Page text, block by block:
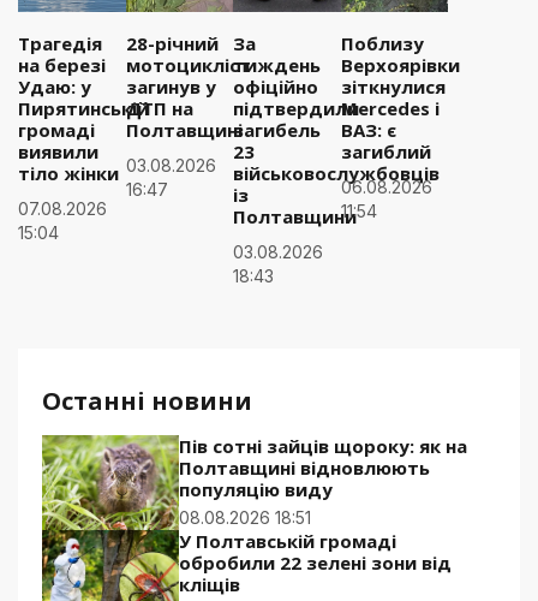
Останні новини
Пів сотні зайців щороку: як на
Полтавщині відновлюють
популяцію виду
08.08.2026 18:51
У Полтавській громаді
обробили 22 зелені зони від
кліщів
Трагедія
на березі
Удаю: у
Пирятинській
громаді
виявили
тіло жінки
07.08.2026
15:04
28-річний
мотоцикліст
загинув у
ДТП на
Полтавщині
03.08.2026
16:47
За
тиждень
офіційно
підтвердили
загибель
23
військовослужбовців
із
Полтавщини
03.08.2026
18:43
Поблизу
Верхоярівки
зіткнулися
Mercedes і
ВАЗ: є
загиблий
06.08.2026
11:54